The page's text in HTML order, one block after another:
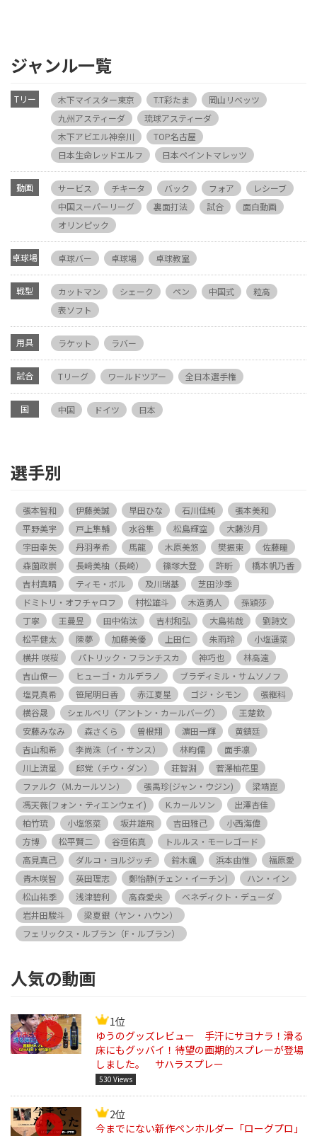
ジャンル一覧
Tリー
木下マイスター東京 T.T彩たま
岡山リベッツ
九州アスティーダ
琉球アスティーダ
木下アビエル神奈川
TOP名古屋
日本生命レッドエルフ
日本ペイントマレッツ
動画 サービス チキータ バック フォア
レシーブ
中国スーパーリーグ
裏面打法 試合
面白動画
オリンピック
卓球場 卓球バー 卓球場 卓球教室
戦型 カットマン シェーク ペン 中国式
粒高
表ソフト
用具 ラケット ラバー
試合 Tリーグ ワールドツアー 全日本選手権
国 中国 ドイツ 日本
選手別
張本智和 伊藤美誠 早田ひな 石川佳純
張本美和
平野美宇
戸上隼輔 水谷隼 松島輝空
大藤沙月
宇田幸矢
丹羽孝希 馬龍 木原美悠 樊振東
佐藤瞳
森薗政崇
長﨑美柚（長崎） 篠塚大登 許昕
橋本帆乃香
吉村真晴
ティモ・ボル 及川瑞基
芝田沙季
ドミトリ・オフチャロフ
村松雄斗 木造勇人
孫穎莎
丁寧
王曼昱 田中佑汰 吉村和弘 大島祐哉
劉詩文
松平健太
陳夢 加藤美優 上田仁 朱雨玲
小塩遥菜
横井 咲桜
パトリック・フランチスカ 神巧也
林高遠
吉山僚一
ヒューゴ・カルデラノ
ブラディミル・サムソノフ
塩見真希
笹尾明日香 赤江夏星 ゴジ・シモン
張継科
横谷晟
シェルベリ（アントン・カールバーグ）
王楚欽
安藤みなみ
森さくら 曽根翔 濵田一輝
黄鎮廷
吉山和希
李尚洙（イ・サンス） 林昀儒
面手凛
川上流星
邱党（チウ・ダン） 荘智淵
菅澤柚花里
ファルク（M.カールソン）
張禹珍(ジャン・ウジン)
梁靖崑
馮天薇(フォン・ティエンウェイ)
K.カールソン
出澤杏佳
柏竹琉
小塩悠菜 坂井雄飛 吉田雅己
小西海偉
方博
松平賢二 谷垣佑真
トルルス・モーレゴード
高見真己
ダルコ・ヨルジッチ 鈴木颯 浜本由惟
福原愛
青木咲智
英田理志 鄭怡静(チェン・イーチン)
ハン・イン
松山祐季
浅津碧利 高森愛央
ベネディクト・デューダ
岩井田駿斗
梁夏銀（ヤン・ハウン）
フェリックス・ルブラン（F・ルブラン）
人気の動画
1位
ゆうのグッズレビュー 手汗にサヨナラ！滑る
床にもグッバイ！待望の画期的スプレーが登場
しました。 サハラスプレー
530 Views
2位
今までにない新作ペンホルダー「ローグプロ」